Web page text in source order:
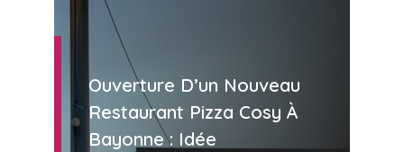
Ouverture D’un Nouveau
Restaurant Pizza Cosy À
Bayonne : Idée